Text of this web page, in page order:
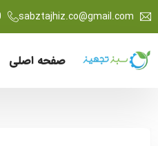
sabztajhiz.co@gmail.com
صفحه اصلی